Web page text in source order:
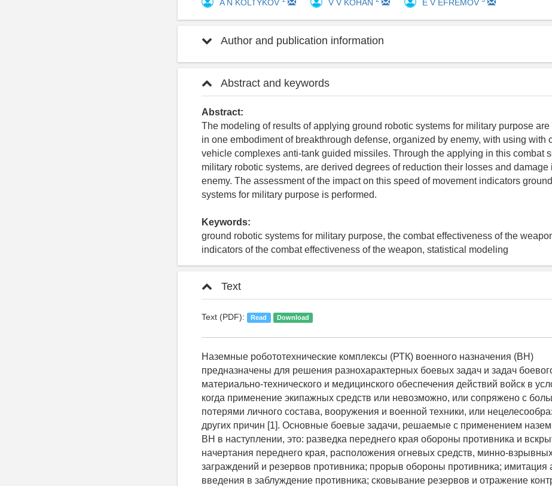
A N KOLTYKOV V V KOHAN E V EFREMOV
Author and publication information
Abstract and keywords
Abstract:
The modeling of results of applying ground robotic systems for military purpose are
in one embodiment of breakthrough defense, organized by enemy, with using with
vehicle complexes anti-tank guided missiles. Through the applying in this combat
military robotic systems, are derived degrees of reduction their losses and damage
enemy. The assessment of the impact on this speed of movement indicators
systems for military purpose is performed.
Keywords:
ground robotic systems for military purpose, the combat effectiveness of the
indicators of the combat effectiveness of the weapon, statistical modeling
Text
Text (PDF): Read Download
Наземные робототехнические комплексы (РТК) военного назначения (ВН)
предназначены для решения разнохарактерных боевых задач и задач
материально-технического и медицинского обеспечения действий войск в
когда применение экипажных средств или невозможно, или сопряжено с
потерями личного состава, вооружения и военной техники, или
других причин [1]. Основные боевые задачи, решаемые с применением
ВН в наступлении, это: разведка переднего края обороны противника и
начертания переднего края, расположения огневых средств, минно-
заграждений и резервов противника; прорыв обороны противника; имитация
введения в заблуждение противника; сковывание резервов и отражение